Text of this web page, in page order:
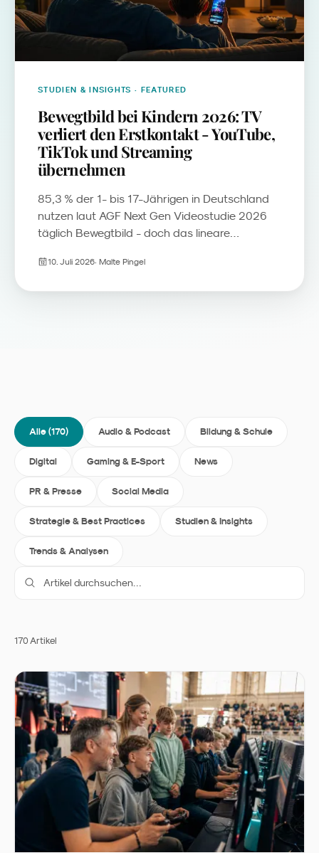
STUDIEN & INSIGHTS · FEATURED
Bewegtbild bei Kindern 2026: TV
verliert den Erstkontakt - YouTube,
TikTok und Streaming
übernehmen
85,3 % der 1- bis 17-Jährigen in Deutschland
nutzen laut AGF Next Gen Videostudie 2026
täglich Bewegtbild - doch das lineare
Streaming, YouTube und Social Video
10. Juli 2026· Malte Pingel
Alle (170) Audio & Podcast Bildung & Schule
Digital Gaming & E-Sport News
PR & Presse Social Media
Strategie & Best Practices Studien & Insights
Trends & Analysen
170 Artikel